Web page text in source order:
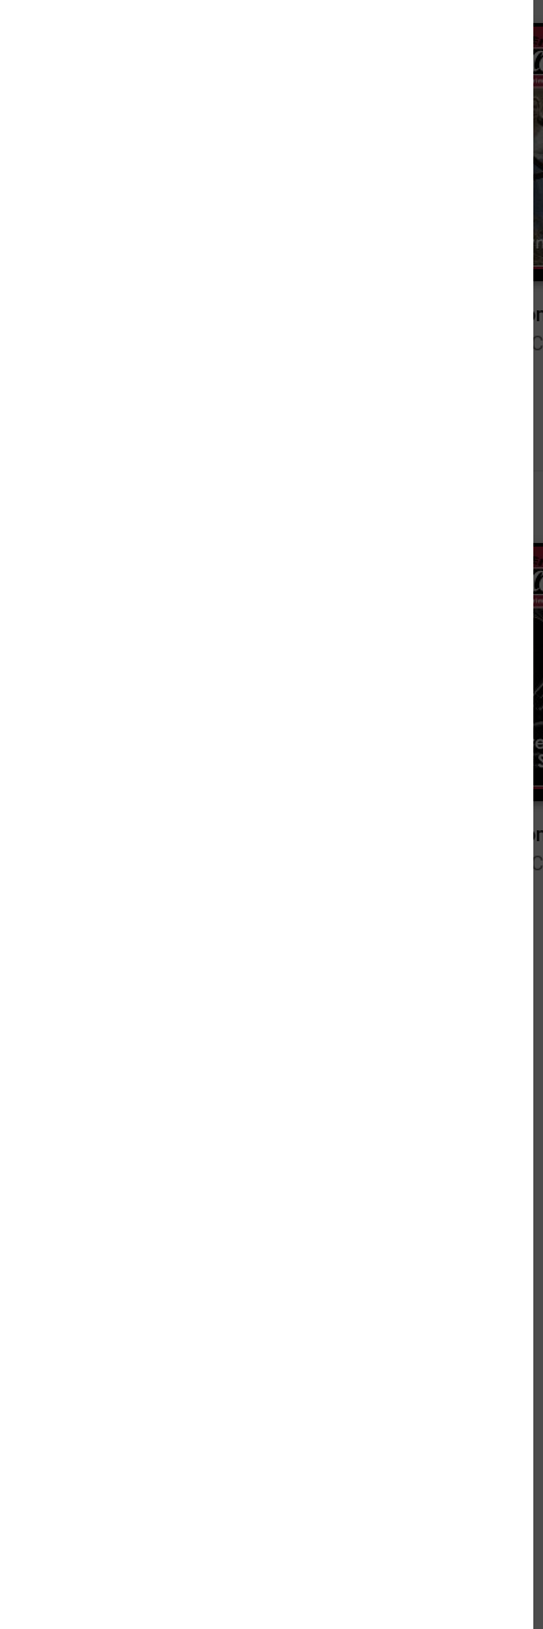
Jerry
von Jerry
Jerry
von Jerry